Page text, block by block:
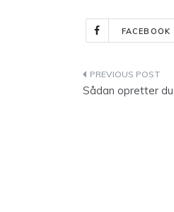
FACEBOOK
Sådan opretter